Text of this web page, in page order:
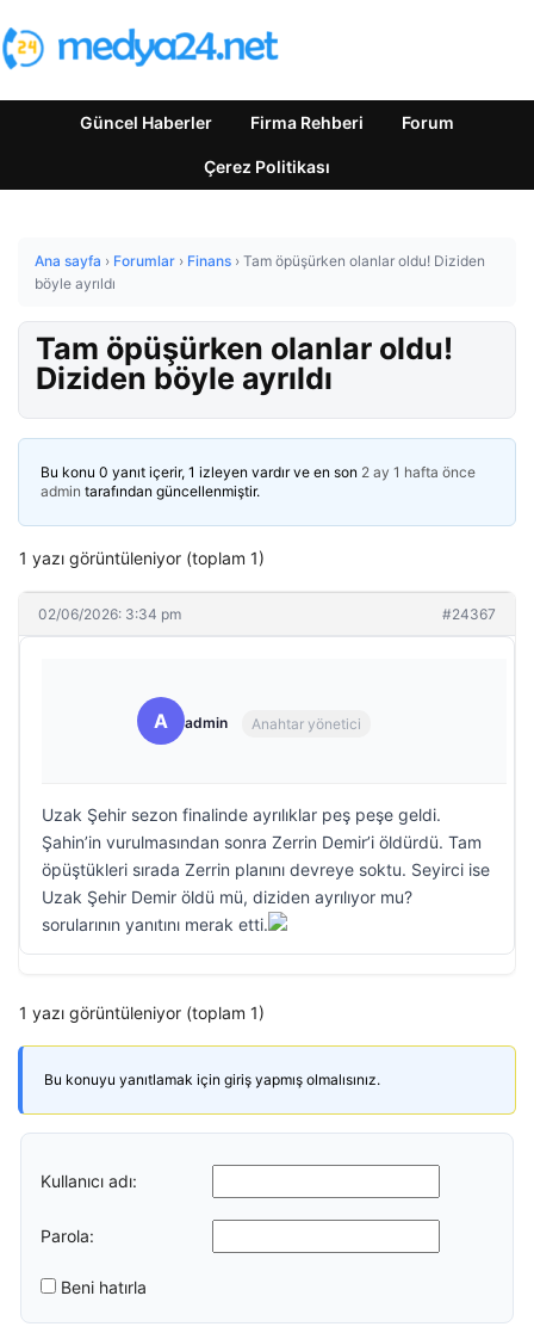
Güncel Haberler Firma Rehberi Forum
Çerez Politikası
Ana sayfa › Forumlar › Finans › Tam öpüşürken olanlar oldu! Diziden
böyle ayrıldı
Tam öpüşürken olanlar oldu!
Diziden böyle ayrıldı
Bu konu 0 yanıt içerir, 1 izleyen vardır ve en son 2 ay 1 hafta önce
admin tarafından güncellenmiştir.
1 yazı görüntüleniyor (toplam 1)
02/06/2026: 3:34 pm #24367
A admin Anahtar yönetici
Uzak Şehir sezon finalinde ayrılıklar peş peşe geldi.
Şahin’in vurulmasından sonra Zerrin Demir’i öldürdü. Tam
öpüştükleri sırada Zerrin planını devreye soktu. Seyirci ise
Uzak Şehir Demir öldü mü, diziden ayrılıyor mu?
sorularının yanıtını merak etti.
1 yazı görüntüleniyor (toplam 1)
Bu konuyu yanıtlamak için giriş yapmış olmalısınız.
Kullanıcı adı:
Parola:
Beni hatırla